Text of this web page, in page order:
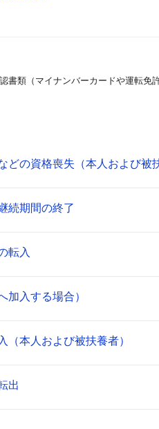
書類（マイナンバーカードや運転免
どの資格喪失（本人および被
続期間の終了
転入
加入する場合）
（本人および被扶養者）
出